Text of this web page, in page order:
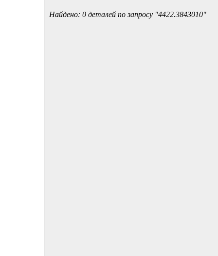
Найдено: 0 деталей по запросу "4422.3843010"